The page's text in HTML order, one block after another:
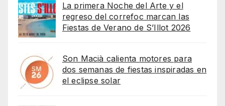
La primera Noche del Arte y el
regreso del correfoc marcan las
Fiestas de Verano de S’Illot 2026
Son Macià calienta motores para
dos semanas de fiestas inspiradas en
el eclipse solar